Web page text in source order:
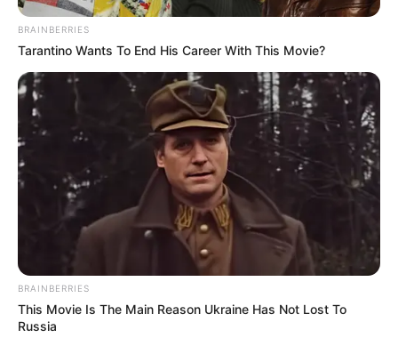
Edit
WeTV Indonesia menayangkan sebuah web series berjudul Jodoh
atau Bukan mulai 13 Januari 2023. Web series ini tayang setiap
hari Jumat.
Diproduksi oleh Arjuna Mega Films, web series ini dibintangi
olehMegan Domani. Ia pernah sukses denganBad Boys vs Crazy
Girls (2022).
BRAINBERRIES
Tarantino Wants To End His Career With This Movie?
BRAINBERRIES
This Movie Is The Main Reason Ukraine Has Not Lost To
Russia